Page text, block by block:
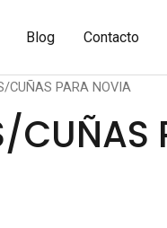
Blog Contacto
CUÑAS PARA NOVIA
CUÑAS